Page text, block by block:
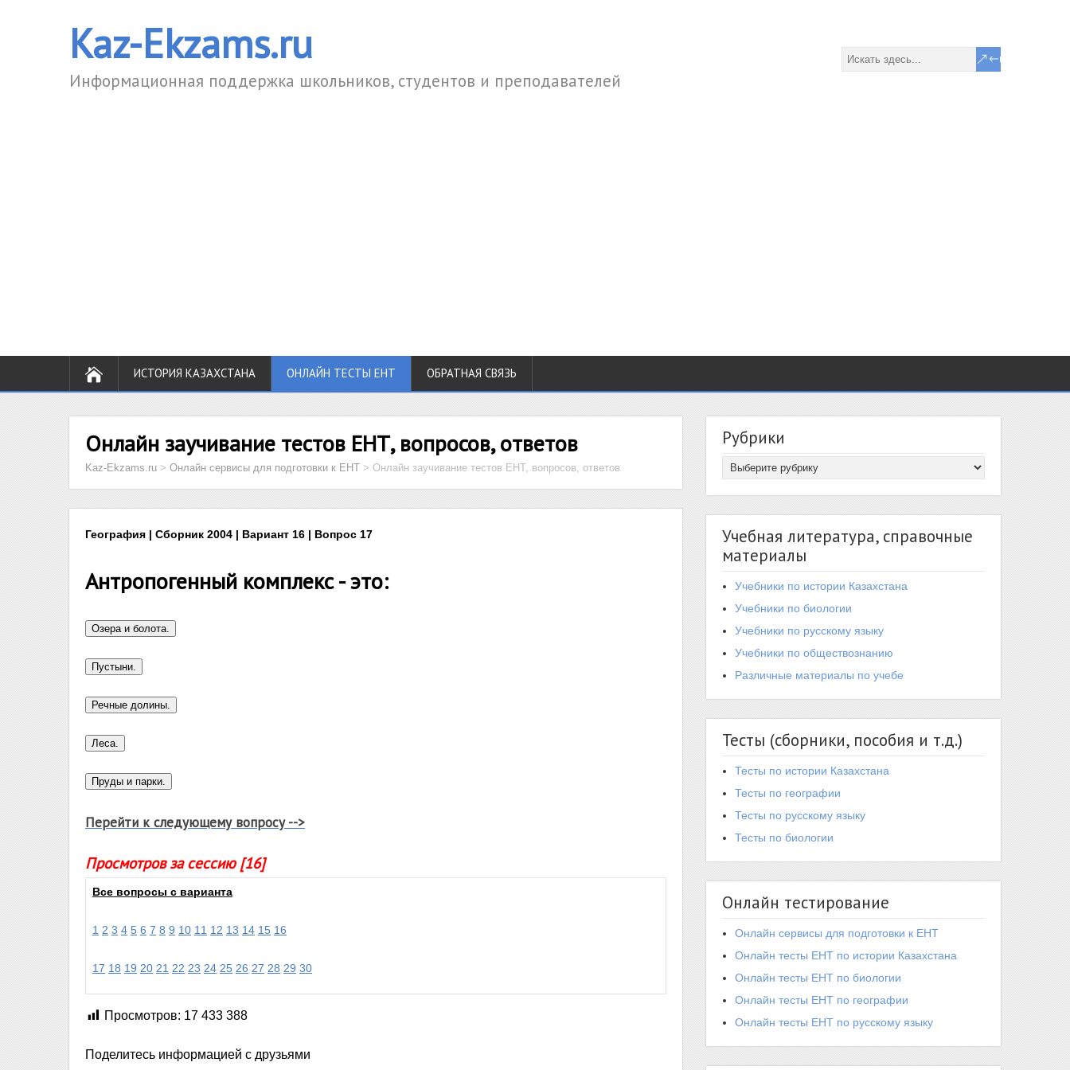
Kaz-Ekzams.ru
Информационная поддержка школьников, студентов и преподавателей
ИСТОРИЯ КАЗАХСТАНА ОНЛАЙН ТЕСТЫ ЕНТ ОБРАТНАЯ СВЯЗЬ
Онлайн заучивание тестов ЕНТ, вопросов, ответов
Kaz-Ekzams.ru > Онлайн сервисы для подготовки к ЕНТ > Онлайн заучивание тестов ЕНТ, вопросов, ответов
География | Сборник 2004 | Вариант 16 | Вопрос 17
Антропогенный комплекс - это:
Перейти к следующему вопросу -->
Просмотров за сессию [16]
Все вопросы с варианта
1 2 3 4 5 6 7 8 9 10 11 12 13 14 15 16
17 18 19 20 21 22 23 24 25 26 27 28 29 30
Просмотров: 17 433 388
Поделитесь информацией с друзьями
Рубрики
Учебная литература, справочные
материалы
Учебники по истории Казахстана
Учебники по биологии
Учебники по русскому языку
Учебники по обществознанию
Различные материалы по учебе
Тесты (сборники, пособия и т.д.)
Тесты по истории Казахстана
Тесты по географии
Тесты по русскому языку
Тесты по биологии
Онлайн тестирование
Онлайн сервисы для подготовки к ЕНТ
Онлайн тесты ЕНТ по истории Казахстана
Онлайн тесты ЕНТ по биологии
Онлайн тесты ЕНТ по географии
Онлайн тесты ЕНТ по русскому языку